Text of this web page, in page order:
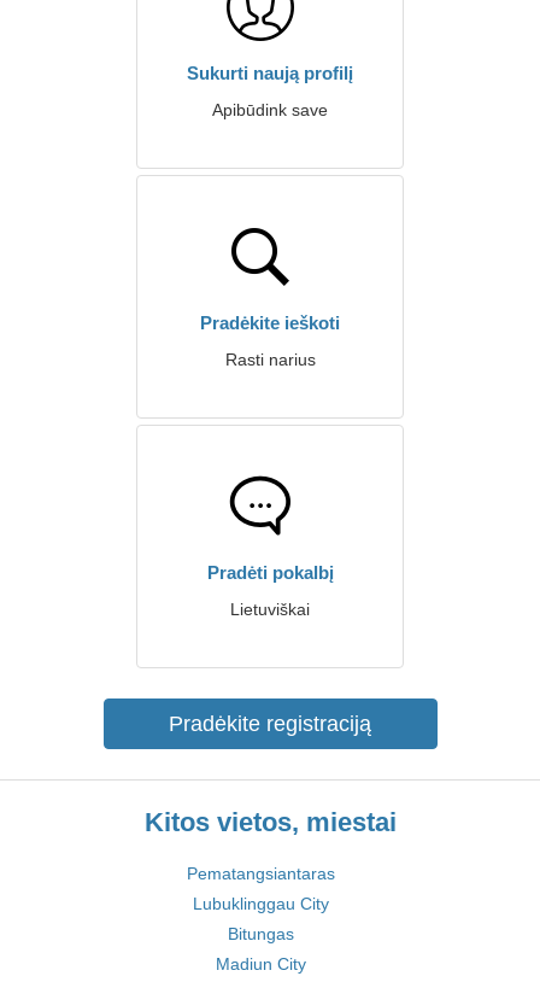
Sukurti naują profilį
Apibūdink save
Pradėkite ieškoti
Rasti narius
Pradėti pokalbį
Lietuviškai
Pradėkite registraciją
Kitos vietos, miestai
Pematangsiantaras
Lubuklinggau City
Bitungas
Madiun City